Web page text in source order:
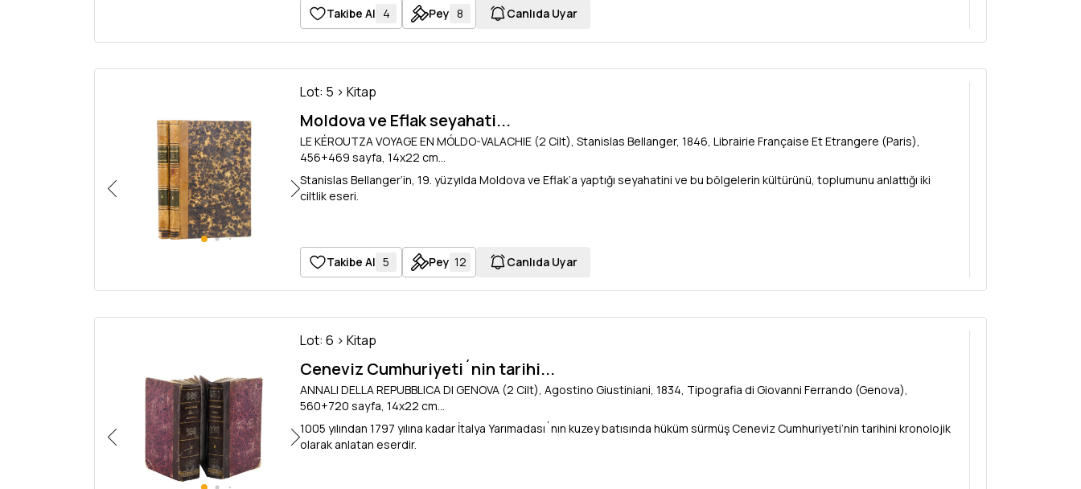
Takibe Al 4 Pey 8 Canlıda Uyar
Lot: 5 > Kitap
Moldova ve Eflak seyahati...
LE KÉROUTZA VOYAGE EN MÓLDO-VALACHIE (2 Cilt), Stanislas Bellanger, 1846, Librairie Française Et Etrangere (Paris),
456+469 sayfa, 14x22 cm...
Stanislas Bellanger’in, 19. yüzyılda Moldova ve Eflak’a yaptığı seyahatini ve bu bölgelerin kültürünü, toplumunu anlattığı iki
ciltlik eseri.
Takibe Al 5 Pey 12 Canlıda Uyar
Lot: 6 > Kitap
Ceneviz Cumhuriyeti´nin tarihi...
ANNALI DELLA REPUBBLICA DI GENOVA (2 Cilt), Agostino Giustiniani, 1834, Tipografia di Giovanni Ferrando (Genova),
560+720 sayfa, 14x22 cm...
1005 yılından 1797 yılına kadar İtalya Yarımadası´nın kuzey batısında hüküm sürmüş Ceneviz Cumhuriyeti’nin tarihini kronolojik
olarak anlatan eserdir.